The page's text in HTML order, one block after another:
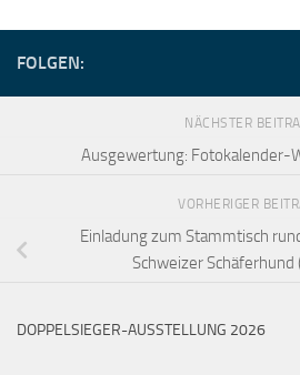
FOLGEN:
NÄCHSTER
Ausgewertung: Fotokalender-
VORHERIGER
Einladung zum Stammtisch
Schweizer Schäferhund
DOPPELSIEGER-AUSSTELLUNG 2026